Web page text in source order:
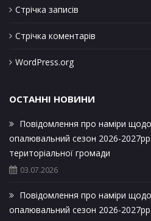
Стрічка записів
Стрічка коментарів
WordPress.org
ОСТАННІ НОВИНИ
Повідомлення про наміри
опалювальний сезон 2026-2027рр.
територіальної громади
03.07.2026
Повідомлення про наміри
опалювальний сезон 2026-